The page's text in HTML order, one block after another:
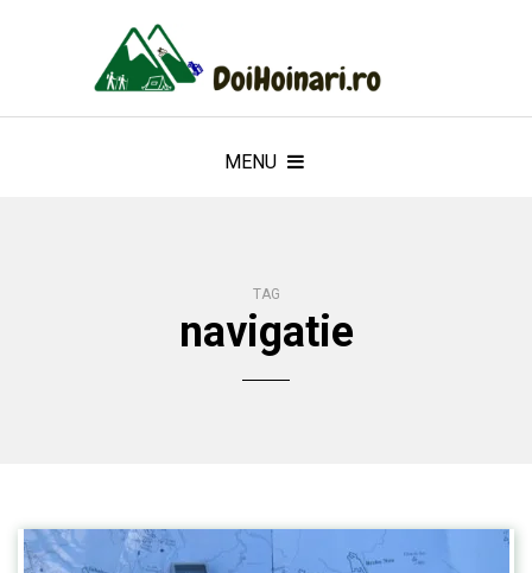
MENU
TAG
navigatie